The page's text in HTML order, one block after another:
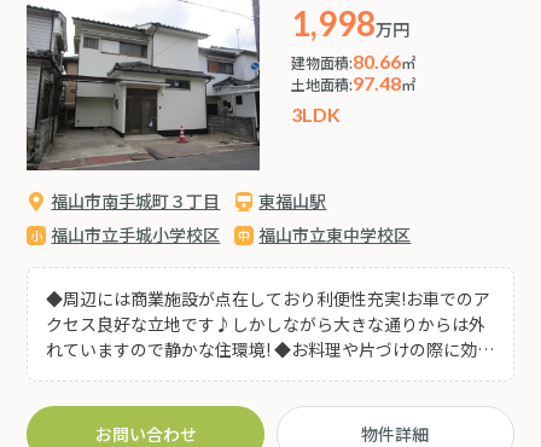
1,998万円
建物面積:80.66㎡
土地面積:97.48㎡
3LDK
福山市南手城町３丁目
東福山駅
福山市立手城小学校区
福山市立東中学校区
◆周辺には商業施設が点在しており利便性充実!お車でのア
クセス良好な立地です♪しかしながら大きな通りからは外
れていますので静かな住環境! ◆お料理や片づけの際に効率
お問い合わせ
物件詳細